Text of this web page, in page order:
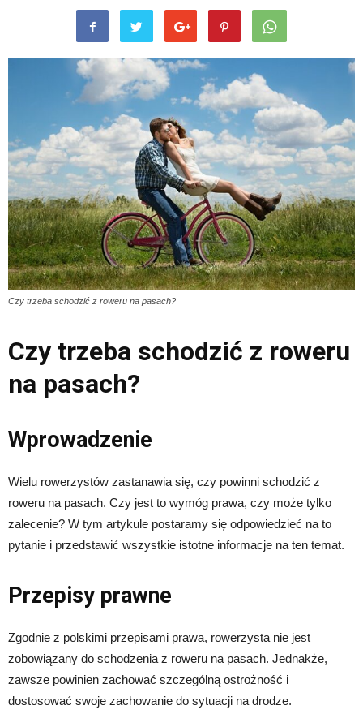
Czy trzeba schodzić z roweru na pasach?
Czy trzeba schodzić z roweru
na pasach?
Wprowadzenie
Wielu rowerzystów zastanawia się, czy powinni schodzić z
roweru na pasach. Czy jest to wymóg prawa, czy może tylko
zalecenie? W tym artykule postaramy się odpowiedzieć na to
pytanie i przedstawić wszystkie istotne informacje na ten temat.
Przepisy prawne
Zgodnie z polskimi przepisami prawa, rowerzysta nie jest
zobowiązany do schodzenia z roweru na pasach. Jednakże,
zawsze powinien zachować szczególną ostrożność i
dostosować swoje zachowanie do sytuacji na drodze.